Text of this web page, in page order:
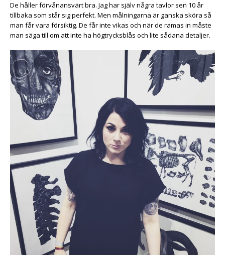
De håller förvånansvärt bra. Jag har själv några tavlor sen 10 år
tillbaka som står sig perfekt. Men målningarna är ganska sköra så
man får vara försiktig. De får inte vikas och när de ramas in måste
man säga till om att inte ha högtrycksblås och lite sådana detaljer.